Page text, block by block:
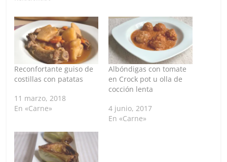
Reconfortante guiso de
costillas con patatas
11 marzo, 2018
En «Carne»
Albóndigas con tomate
en Crock pot u olla de
cocción lenta
4 junio, 2017
En «Carne»